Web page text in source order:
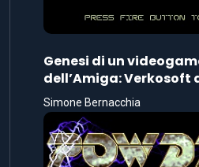
Genesi di un
dell’Amiga:
Simone Bernacchia